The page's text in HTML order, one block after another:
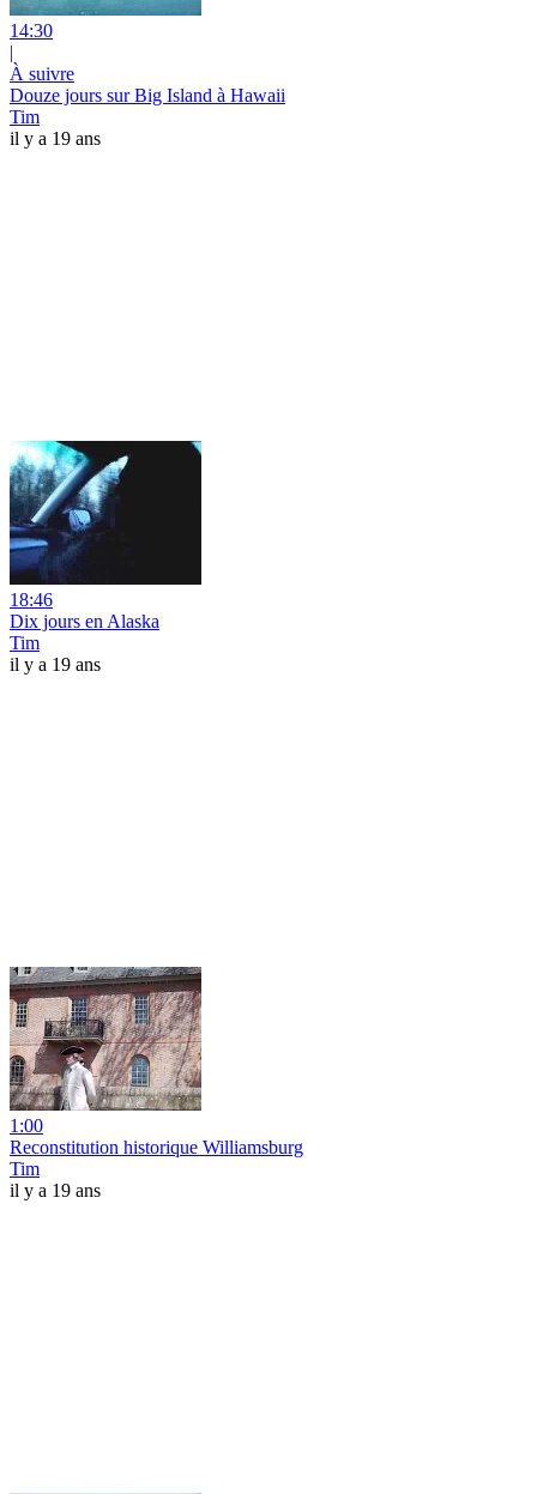
14:30
|
À suivre
Douze jours sur Big Island à Hawaii
Tim
il y a 19 ans
18:46
Dix jours en Alaska
Tim
il y a 19 ans
1:00
Reconstitution historique Williamsburg
Tim
il y a 19 ans